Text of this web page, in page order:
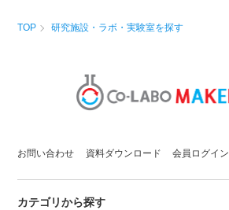
TOP 研究施設・ラボ・実験室を探す
お問い合わせ 資料ダウンロード 会員ログイン
カテゴリから探す